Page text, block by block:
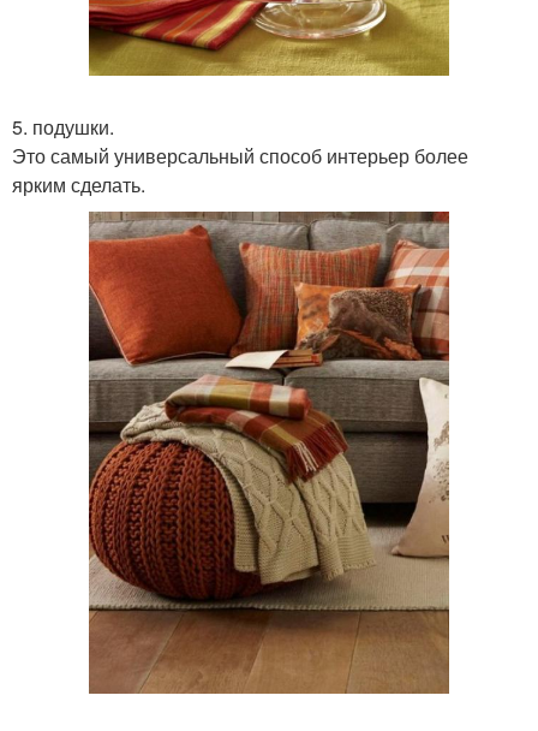
5. подушки.
Это самый универсальный способ интерьер более
ярким сделать.